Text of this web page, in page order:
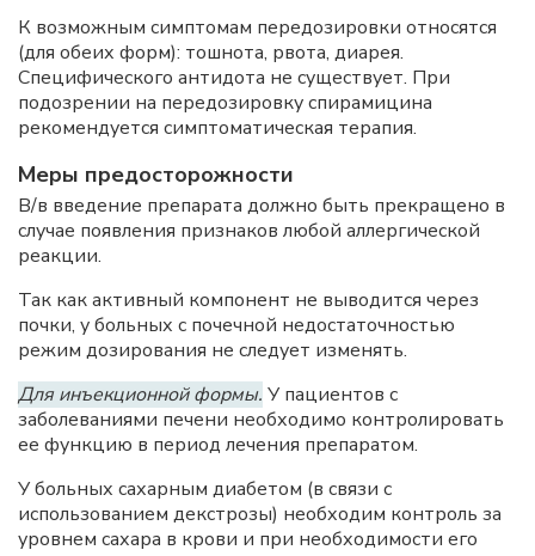
К возможным симптомам передозировки относятся
(для обеих форм): тошнота, рвота, диарея.
Специфического антидота не существует. При
подозрении на передозировку спирамицина
рекомендуется симптоматическая терапия.
Меры предосторожности
В/в введение препарата должно быть прекращено в
случае появления признаков любой аллергической
реакции.
Так как активный компонент не выводится через
почки, у больных с почечной недостаточностью
режим дозирования не следует изменять.
Для инъекционной формы. У пациентов с
заболеваниями печени необходимо контролировать
ее функцию в период лечения препаратом.
У больных сахарным диабетом (в связи с
использованием декстрозы) необходим контроль за
уровнем сахара в крови и при необходимости его